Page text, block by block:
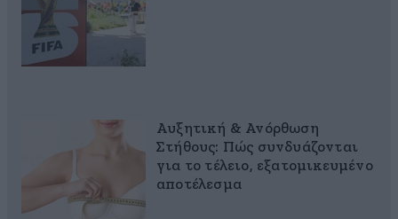
Αυξητική & Ανόρθωση
Στήθους: Πώς συνδυάζονται
για το τέλειο, εξατομικευμένο
αποτέλεσμα